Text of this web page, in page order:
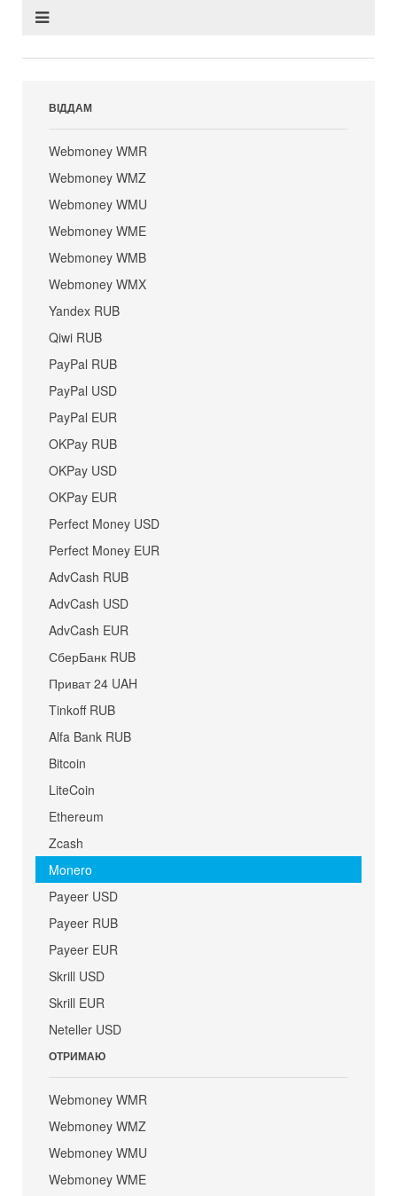
ВІДДАМ
Webmoney WMR
Webmoney WMZ
Webmoney WMU
Webmoney WME
Webmoney WMB
Webmoney WMX
Yandex RUB
Qiwi RUB
PayPal RUB
PayPal USD
PayPal EUR
OKPay RUB
OKPay USD
OKPay EUR
Perfect Money USD
Perfect Money EUR
AdvCash RUB
AdvCash USD
AdvCash EUR
СберБанк RUB
Приват 24 UAH
Tinkoff RUB
Alfa Bank RUB
Bitcoin
LiteCoin
Ethereum
Zcash
Monero
Payeer USD
Payeer RUB
Payeer EUR
Skrill USD
Skrill EUR
Neteller USD
ОТРИМАЮ
Webmoney WMR
Webmoney WMZ
Webmoney WMU
Webmoney WME